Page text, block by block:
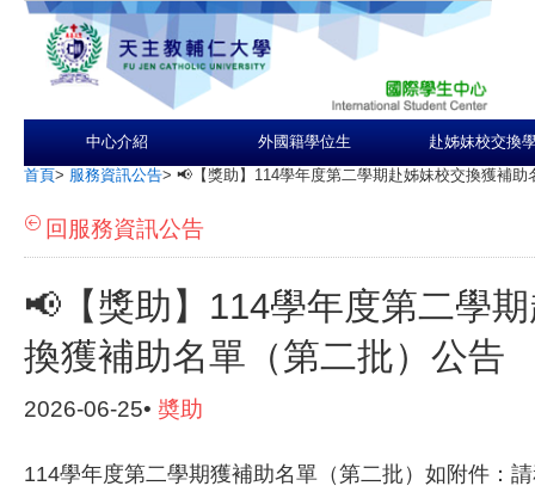
中心介紹 外國籍學位生 赴姊妹校交換
首頁> 服務資訊公告> 📢【獎助】114學年度第二學期赴姊妹校交換獲補助
回服務資訊公告
📢【獎助】114學年度第二學
換獲補助名單（第二批）公告
2026-06-25• 奬助
114學年度第二學期獲補助名單（第二批）如附件：